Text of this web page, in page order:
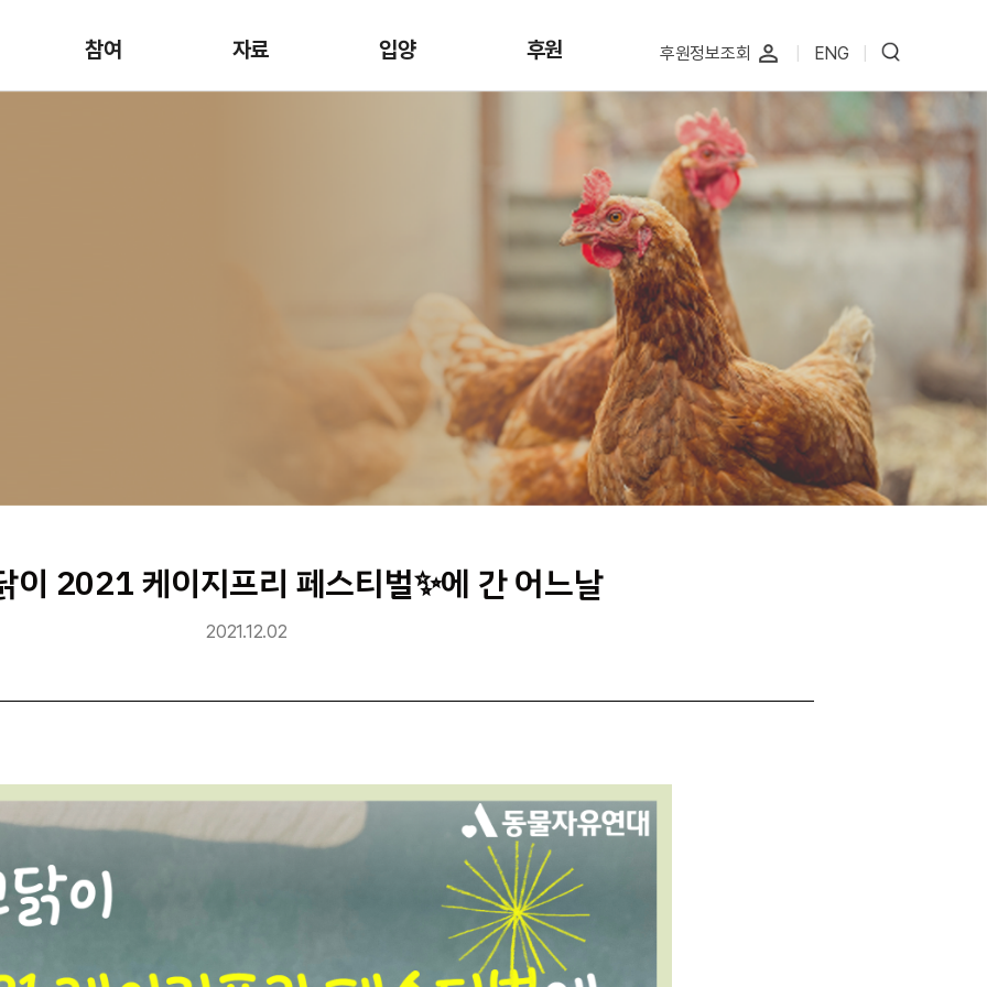
참여 자료 입양 후원 후원정보조회 perm_identity ENG
이 2021 케이지프리 페스티벌✨에 간 어느날
2021.12.02